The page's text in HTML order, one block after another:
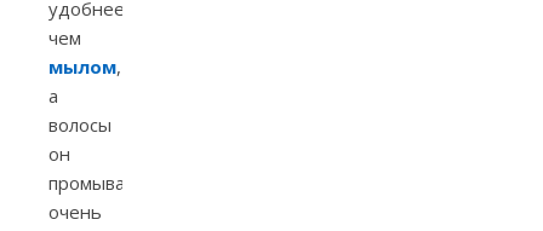
удобнее,
чем
мылом,
а
волосы
он
промывал
очень